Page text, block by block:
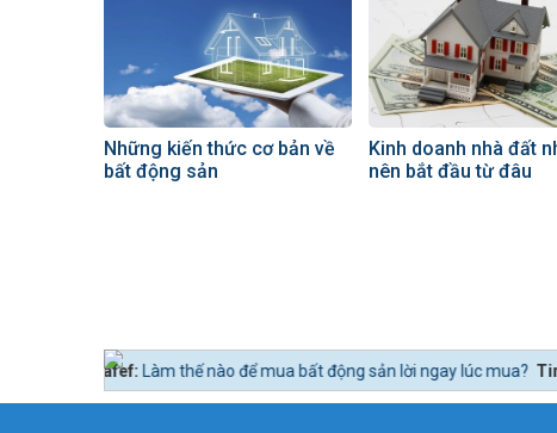
Những kiến thức cơ bản về
bất động sản
Kinh doanh nhà đất
nên bắt đầu từ đâu
Làm thế nào để mua bất động sản lời ngay lúc mua? Tin tức 24h BĐS: